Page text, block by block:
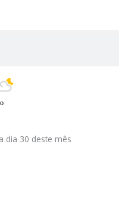
dia 30 deste mês